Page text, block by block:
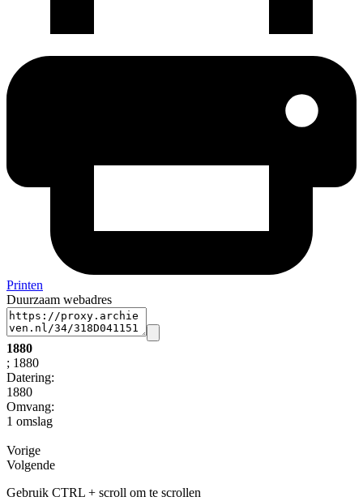
Printen
Duurzaam webadres
1880
; 1880
Datering:
1880
Omvang:
1 omslag
Vorige
Volgende
Gebruik CTRL + scroll om te scrollen